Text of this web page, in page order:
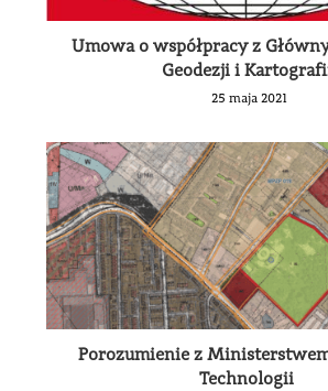
Umowa o współpracy z
Geodezji i
25 maja 2021
Porozumienie z
Technologii